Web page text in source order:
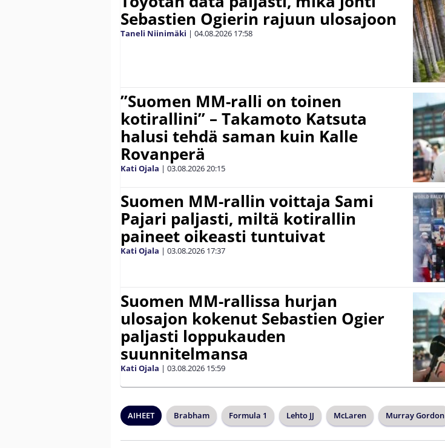
Sebastien Ogierin rajuun ulosajoon
Taneli Niinimäki | 04.08.2026 17:58
”Suomen MM-ralli on toinen
kotirallini” – Takamoto Katsuta
halusi tehdä saman kuin Kalle
Rovanperä
Kati Ojala | 03.08.202620:15
Suomen MM-rallin voittaja Sami
Pajari paljasti, miltä kotirallin
paineet oikeasti tuntuivat
Kati Ojala | 03.08.2026 17:37
Suomen MM-rallissa hurjan
ulosajon kokenut Sebastien Ogier
paljasti loppukauden
suunnitelmansa
Kati Ojala | 03.08.2026 15:59
AIHEET Brabham Formula 1 Lehto JJ McLaren Murray Gordon